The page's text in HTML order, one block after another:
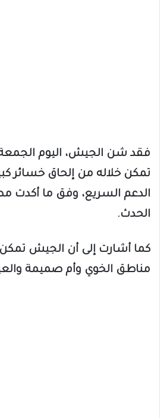
فقد شن الجيش، اليوم
تمكن خلاله من إلحاق خسائر
الدعم السريع، وفق ما أكدت
الحدث.
كما أشارت إلى أن الجيش
مناطق الخوي وأم صميمة